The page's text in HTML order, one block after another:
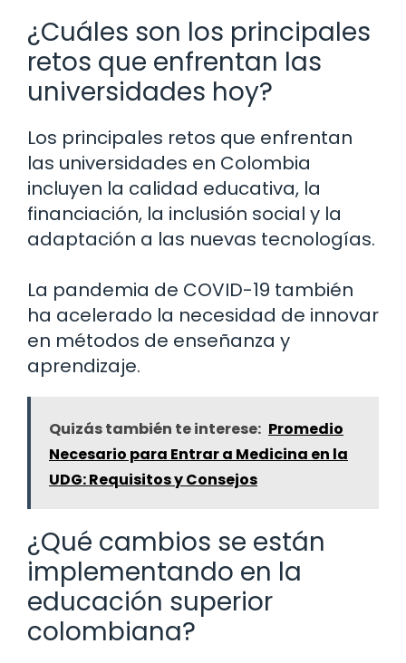
¿Cuáles son los principales
retos que enfrentan las
universidades hoy?
Los principales retos que enfrentan
las universidades en Colombia
incluyen la calidad educativa, la
financiación, la inclusión social y la
adaptación a las nuevas tecnologías.
La pandemia de COVID-19 también
ha acelerado la necesidad de innovar
en métodos de enseñanza y
aprendizaje.
Quizás también te interese: Promedio
Necesario para Entrar a Medicina en la
UDG: Requisitos y Consejos
¿Qué cambios se están
implementando en la
educación superior
colombiana?